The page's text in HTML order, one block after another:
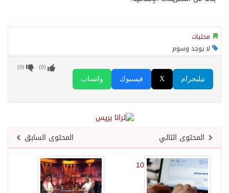
محليات
لا يوجد وسوم
واتساب فيسبوك X تيليجرام
(
0
) (
0
)
المحتوى السابق المحتوى التالي
10